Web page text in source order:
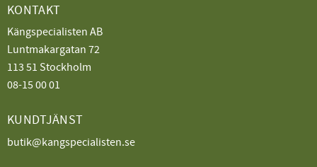
KONTAKT
Kängspecialisten AB
Luntmakargatan 72
113 51 Stockholm
08-15 00 01
KUNDTJÄNST
butik@kangspecialisten.se